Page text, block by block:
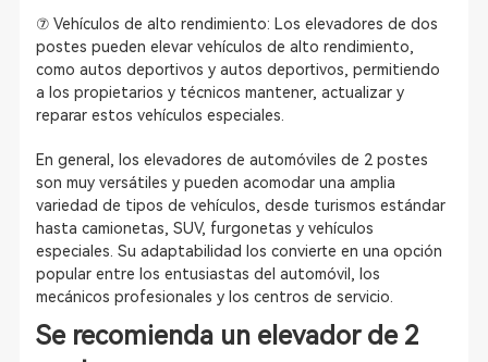
⑦ Vehículos de alto rendimiento: Los elevadores de dos
postes pueden elevar vehículos de alto rendimiento,
como autos deportivos y autos deportivos, permitiendo
a los propietarios y técnicos mantener, actualizar y
reparar estos vehículos especiales.
En general, los elevadores de automóviles de 2 postes
son muy versátiles y pueden acomodar una amplia
variedad de tipos de vehículos, desde turismos estándar
hasta camionetas, SUV, furgonetas y vehículos
especiales. Su adaptabilidad los convierte en una opción
popular entre los entusiastas del automóvil, los
mecánicos profesionales y los centros de servicio.
Se recomienda un elevador de 2